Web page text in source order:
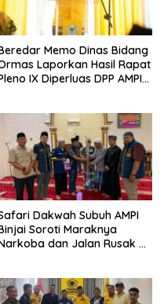
Memo Dinas Bidang
Laporkan Hasil Rapat
IX Diperluas DPP AMPI
Dakwah Subuh AMPI
Soroti Maraknya
dan Jalan Rusak di